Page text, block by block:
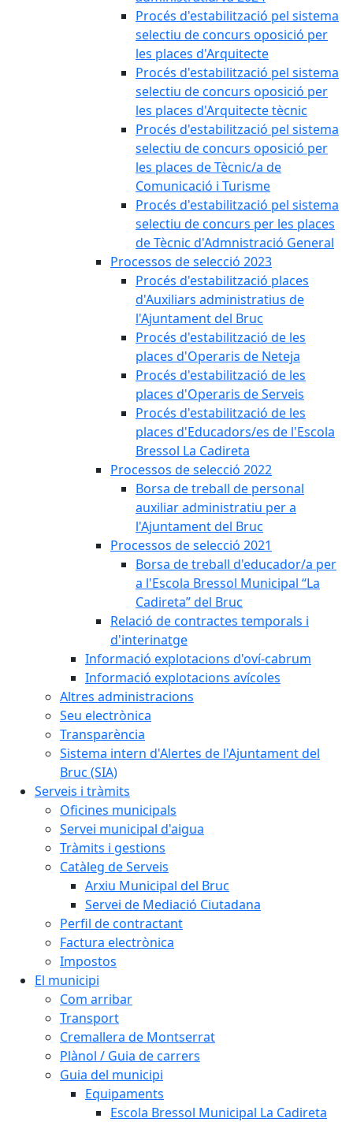
Procés d'estabilització pel sistema
selectiu de concurs oposició per
les places d'Arquitecte
Procés d'estabilització pel sistema
selectiu de concurs oposició per
les places d'Arquitecte tècnic
Procés d'estabilització pel sistema
selectiu de concurs oposició per
les places de Tècnic/a de
Comunicació i Turisme
Procés d'estabilització pel sistema
selectiu de concurs per les places
de Tècnic d'Admnistració General
Processos de selecció 2023
Procés d'estabilització places
d'Auxiliars administratius de
l'Ajuntament del Bruc
Procés d'estabilització de les
places d'Operaris de Neteja
Procés d'estabilització de les
places d'Operaris de Serveis
Procés d'estabilització de les
places d'Educadors/es de l'Escola
Bressol La Cadireta
Processos de selecció 2022
Borsa de treball de personal
auxiliar administratiu per a
l'Ajuntament del Bruc
Processos de selecció 2021
Borsa de treball d'educador/a per
a l'Escola Bressol Municipal “La
Cadireta” del Bruc
Relació de contractes temporals i
d'interinatge
Informació explotacions d'oví-cabrum
Informació explotacions avícoles
Altres administracions
Seu electrònica
Transparència
Sistema intern d'Alertes de l'Ajuntament del
Bruc (SIA)
Serveis i tràmits
Oficines municipals
Servei municipal d'aigua
Tràmits i gestions
Catàleg de Serveis
Arxiu Municipal del Bruc
Servei de Mediació Ciutadana
Perfil de contractant
Factura electrònica
Impostos
El municipi
Com arribar
Transport
Cremallera de Montserrat
Plànol / Guia de carrers
Guia del municipi
Equipaments
Escola Bressol Municipal La Cadireta